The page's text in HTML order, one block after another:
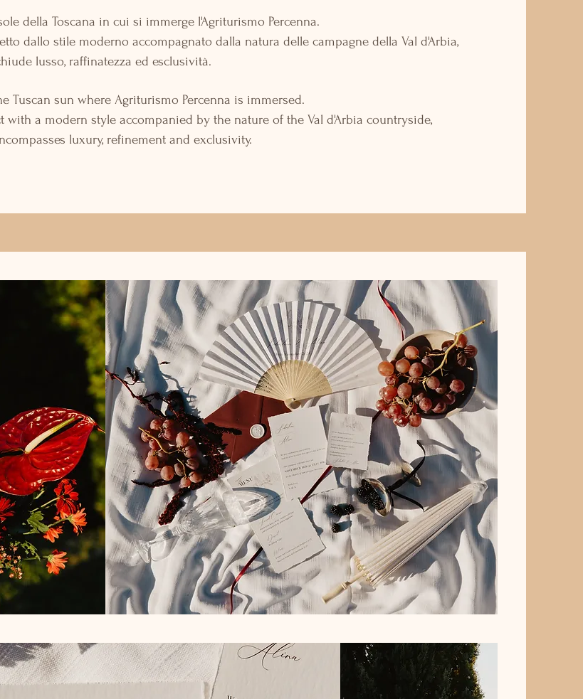
della Toscana in cui si immerge l'Agriturismo Percenna.
dallo stile moderno accompagnato dalla natura delle campagne della Val d'Arbia,
lusso, raffinatezza ed esclusività.
Tuscan sun where Agriturismo Percenna is immersed.
with a modern style accompanied by the nature of the Val d'Arbia countryside,
luxury, refinement and exclusivity.